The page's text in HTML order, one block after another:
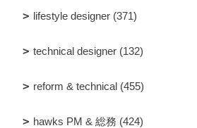
lifestyle designer (371)
technical designer (132)
reform & technical (455)
hawks PM & 総務 (424)